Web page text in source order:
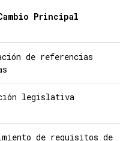
Principal
de referencias
legislativa
de requisitos de